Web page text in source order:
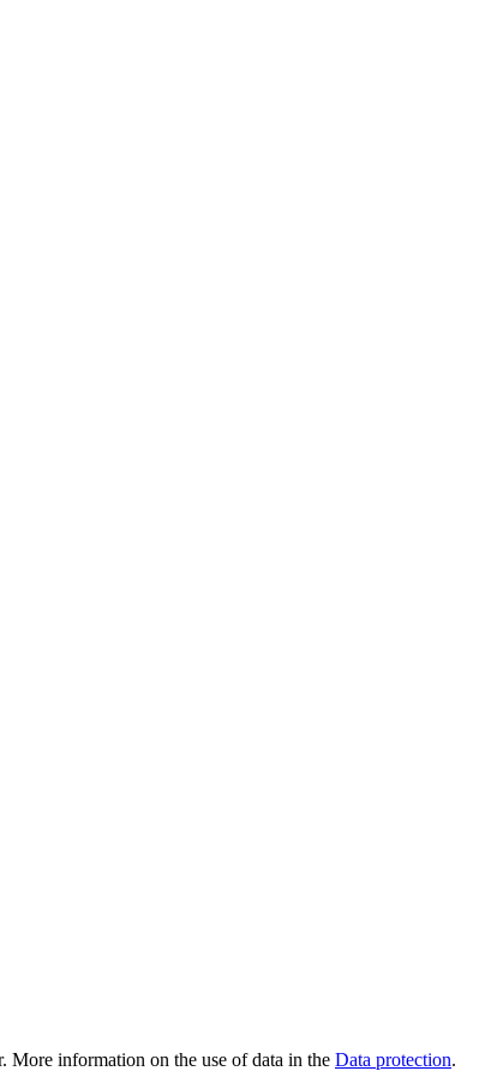
More information on the use of data in the Data protection.